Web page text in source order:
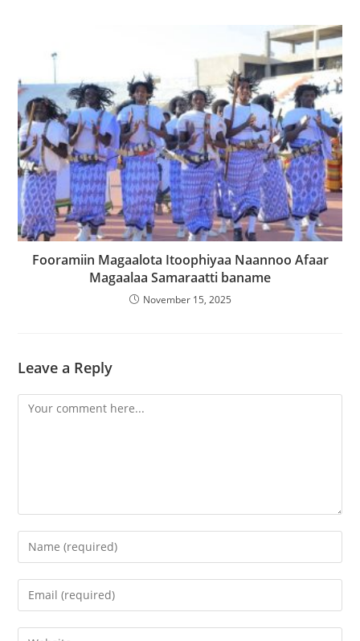
Fooramiin Magaalota Itoophiyaa Naannoo Afaar
Magaalaa Samaraatti baname
November 15, 2025
Leave a Reply